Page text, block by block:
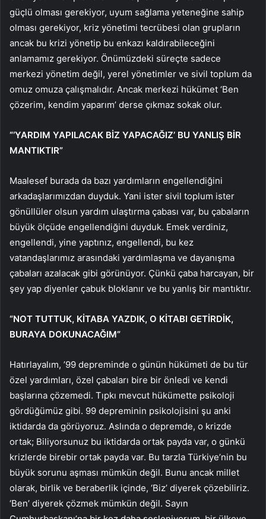
güçlü olması gerekiyor, uyum sağlama yeteneğine sahip
olması gerekiyor, kriz yönetimi tecrübesi olan grupların
ancak bu krizi yönetip bu enkazı kaldırabileceğini
anlamamız gerekiyor. Önümüzdeki süreçte sadece
merkezi yönetim değil, yerel yönetimler ve sivil toplum da
omuz omuza çalışmalıdır. Ancak merkezi hükümet ‘Ben
çözerim, kendim yaparım’ derse çıkmaz sokak olur.
“‘YARDIM YAPILACAK BİZ YAPACAĞIZ’ BU YANLIŞ BİR
MANTIKTIR”
Maalesef burada da bazı yardımların engellendiğini
arkadaşlarımızdan duyduk. Yani ister sivil toplum ister
gönüllüler olsun yardım ulaştırma çabası var, bu çabaların
büyük ölçüde engellendiğini duyduk. Emek verdiniz,
engellendi, yine yaptınız, engellendi, bu kez
vatandaşlarımız arasındaki yardımlaşma ve dayanışma
çabaları azalacak gibi görünüyor. Çünkü çaba harcayan, bir
şey yap diyenler çabuk bloklanır ve bu yanlış bir mantıktır.
“NOT TUTTUK, KİTABA YAZDIK, O KİTABI GETİRDİK,
BURAYA DOKUNACAĞIM”
Hatırlayalım, ’99 depreminde o günün hükümeti de bu tür
özel yardımları, özel çabaları bire bir önledi ve kendi
başlarına çözemedi. Tıpkı mevcut hükümette psikoloji
gördüğümüz gibi. 99 depreminin psikolojisini şu anki
iktidarda da görüyoruz. Aslında o depremde, o krizde
ortak; Biliyorsunuz bu iktidarda ortak payda var, o günkü
krizlerde birebir ortak payda var. Bu tarzla Türkiye’nin bu
büyük sorunu aşması mümkün değil. Bunu ancak millet
olarak, birlik ve beraberlik içinde, ‘Biz’ diyerek çözebiliriz.
‘Ben’ diyerek çözmek mümkün değil. Sayın